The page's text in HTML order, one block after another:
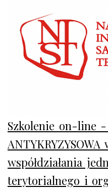
Szkolenie on-line -
współdziałania
terytorialnego i